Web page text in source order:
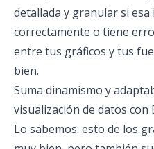
detallada y granular si
correctamente o tiene
entre tus gráficos y tus
bien.
Suma dinamismo y
visualización de datos con
Lo sabemos: esto de los